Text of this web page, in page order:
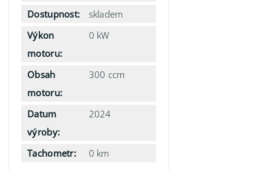
Dostupnost:
skladem
Výkon
motoru:
0 kW
Obsah
motoru:
300 ccm
Datum
výroby:
2024
Tachometr: 0 km